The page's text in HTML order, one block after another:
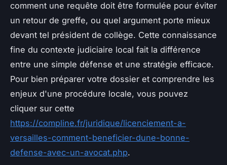
comment une requête doit être formulée pour éviter
un retour de greffe, ou quel argument porte mieux
devant tel président de collège. Cette connaissance
fine du contexte judiciaire local fait la différence
entre une simple défense et une stratégie efficace.
Pour bien préparer votre dossier et comprendre les
enjeux d'une procédure locale, vous pouvez
cliquer sur cette
https://compline.fr/juridique/licenciement-a-
versailles-comment-beneficier-dune-bonne-
defense-avec-un-avocat.php.